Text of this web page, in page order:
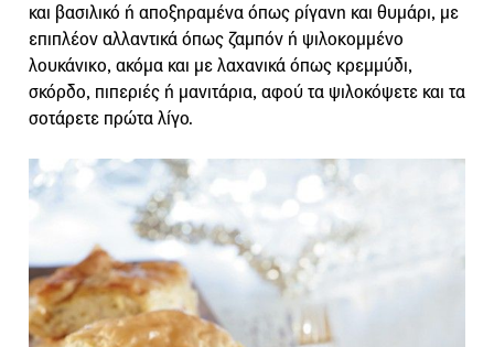
και βασιλικό ή αποξηραμένα όπως ρίγανη και θυμάρι, με
επιπλέον αλλαντικά όπως ζαμπόν ή ψιλοκομμένο
λουκάνικο, ακόμα και με λαχανικά όπως κρεμμύδι,
σκόρδο, πιπεριές ή μανιτάρια, αφού τα ψιλοκόψετε και τα
σοτάρετε πρώτα λίγο.